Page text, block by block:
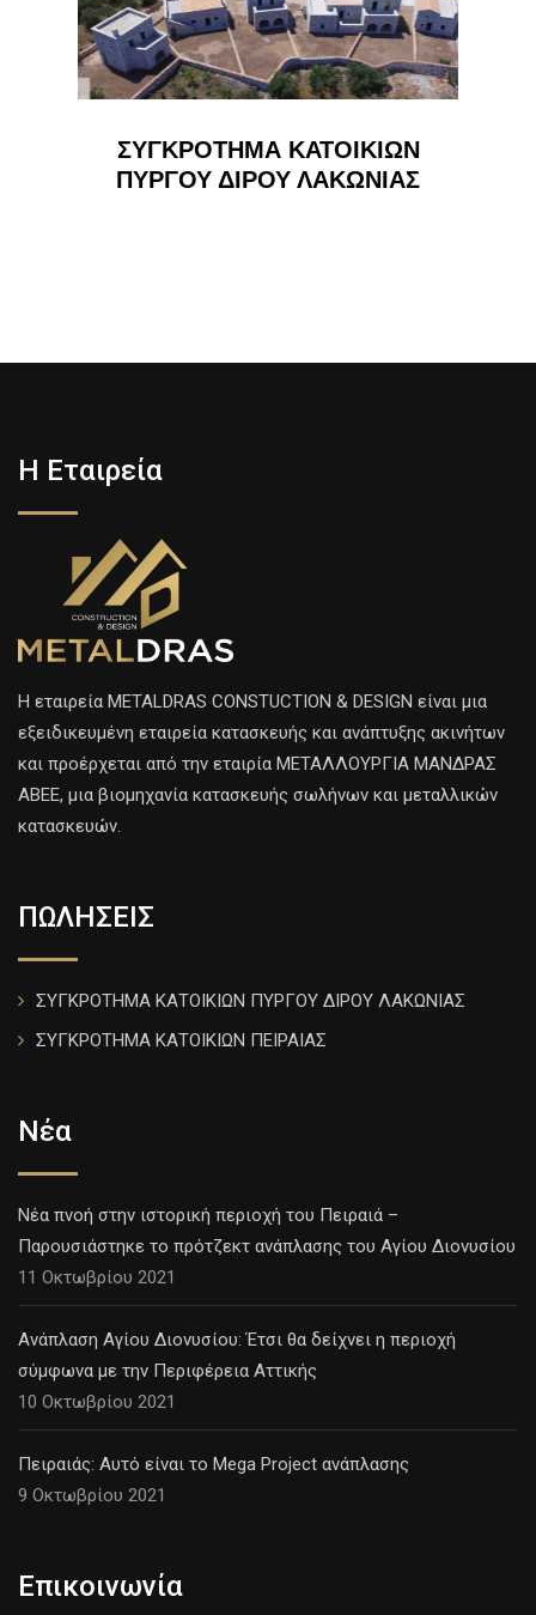
ΣΥΓΚΡΟΤΗΜΑ ΚΑΤΟΙΚΙΩΝ
ΠΥΡΓΟΥ ΔΙΡΟΥ ΛΑΚΩΝΙΑΣ
Η Εταιρεία
H εταιρεία METALDRAS CONSTUCTION & DESIGN είναι μια
εξειδικευμένη εταιρεία κατασκευής και ανάπτυξης ακινήτων
και προέρχεται από την εταιρία ΜΕΤΑΛΛΟΥΡΓΙΑ ΜΑΝΔΡΑΣ
ΑΒΕΕ, μια βιομηχανία κατασκευής σωλήνων και μεταλλικών
κατασκευών.
ΠΩΛΗΣΕΙΣ
ΣΥΓΚΡΟΤΗΜΑ ΚΑΤΟΙΚΙΩΝ ΠΥΡΓΟΥ ΔΙΡΟΥ ΛΑΚΩΝΙΑΣ
ΣΥΓΚΡΟΤΗΜΑ ΚΑΤΟΙΚΙΩΝ ΠΕΙΡΑΙΑΣ
Νέα
Νέα πνοή στην ιστορική περιοχή του Πειραιά –
Παρουσιάστηκε το πρότζεκτ ανάπλασης του Αγίου Διονυσίου
11 Οκτωβρίου 2021
Ανάπλαση Αγίου Διονυσίου: Έτσι θα δείχνει η περιοχή
σύμφωνα με την Περιφέρεια Αττικής
10 Οκτωβρίου 2021
Πειραιάς: Αυτό είναι το Mega Project ανάπλασης
9 Οκτωβρίου 2021
Επικοινωνία